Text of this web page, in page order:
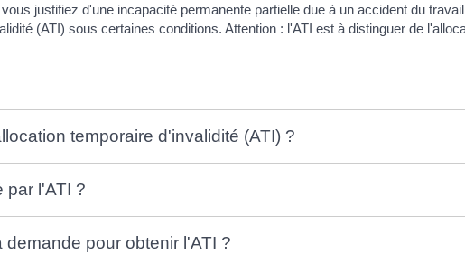
justifiez d'une incapacité permanente partielle due à un accident du
(ATI) sous certaines conditions. Attention : l'ATI est à distinguer de
temporaire d'invalidité (ATI) ?
par l'ATI ?
demande pour obtenir l'ATI ?